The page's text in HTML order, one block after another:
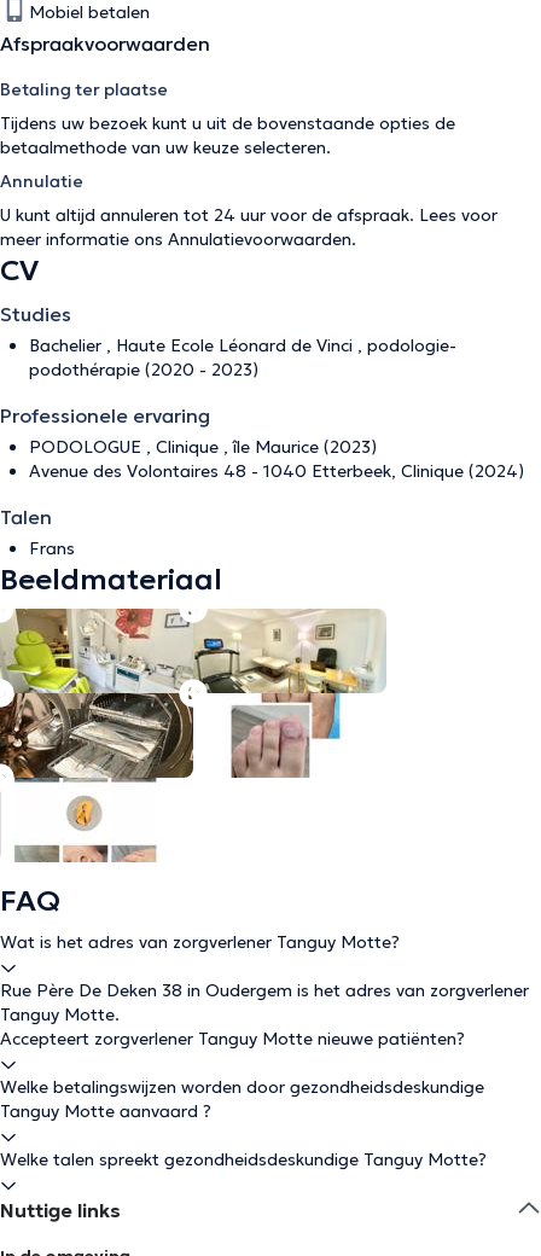
Mobiel betalen
Afspraakvoorwaarden
Betaling ter plaatse
Tijdens uw bezoek kunt u uit de bovenstaande opties de
betaalmethode van uw keuze selecteren.
Annulatie
U kunt altijd annuleren tot 24 uur voor de afspraak. Lees voor
meer informatie ons Annulatievoorwaarden.
CV
Studies
Bachelier , Haute Ecole Léonard de Vinci , podologie-
podothérapie (2020 - 2023)
Professionele ervaring
PODOLOGUE , Clinique , île Maurice (2023)
Avenue des Volontaires 48 - 1040 Etterbeek, Clinique (2024)
Talen
Frans
Beeldmateriaal
FAQ
Wat is het adres van zorgverlener Tanguy Motte?
Rue Père De Deken 38 in Oudergem is het adres van zorgverlener
Tanguy Motte.
Accepteert zorgverlener Tanguy Motte nieuwe patiënten?
Welke betalingswijzen worden door gezondheidsdeskundige
Tanguy Motte aanvaard ?
Welke talen spreekt gezondheidsdeskundige Tanguy Motte?
Nuttige links